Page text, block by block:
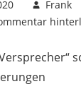
Frank